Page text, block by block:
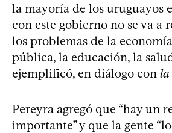
la mayoría de los uruguayos
con este gobierno no se va a
los problemas de la
pública, la educación, la
ejemplificó, en diálogo con
Pereyra agregó que “hay un
importante” y que la gente